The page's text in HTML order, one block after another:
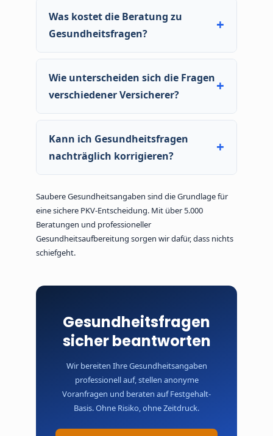
die Gesundheitsfragen des Versicherers
vollständig und wahrheitsgemäß beantworten.
Bei Verletzung drohen Konsequenzen.
Was kostet die Beratung zu
Gesundheitsfragen?
Die Beratung ist kostenfrei. Unsere Berater
arbeiten auf Festgehalt – kein Provisionsanreiz.
Wie unterscheiden sich die Fragen
verschiedener Versicherer?
Jeder Versicherer stellt eigene
Gesundheitsfragen mit unterschiedlichen
Zeiträumen und Formulierungen. Deshalb ist ein
Vergleich der Fragen und eine gezielte
Voranfrage so wichtig.
Kann ich Gesundheitsfragen
nachträglich korrigieren?
Wenn vor Abgabe der Vertragserklärung neue
Informationen bekannt werden, müssen diese
nachgemeldet werden.
Saubere Gesundheitsangaben sind die Grundlage für
eine sichere PKV-Entscheidung. Mit über 5.000
Beratungen und professioneller
Gesundheitsaufbereitung sorgen wir dafür, dass nichts
schiefgeht.
Gesundheitsfragen
sicher beantworten
Wir bereiten Ihre Gesundheitsangaben
professionell auf, stellen anonyme
Voranfragen und beraten auf Festgehalt-
Basis. Ohne Risiko, ohne Zeitdruck.